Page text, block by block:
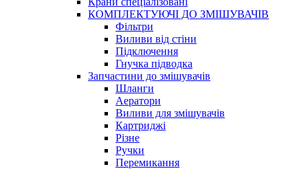
КОМПЛЕКТУЮЧІ ДО ЗМІШУВАЧІВ
Фільтри
Виливи від стіни
Підключення
Гнучка підводка
Запчастини до змішувачів
Шланги
Аератори
Виливи для змішувачів
Картриджі
Різне
Ручки
Перемикання